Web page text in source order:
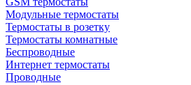
Модульные термостаты
Термостаты в розетку
Термостаты комнатные
Беспроводные
Интернет термостаты
Проводные